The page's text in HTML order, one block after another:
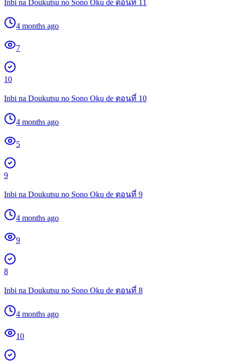
Inbi na Doukutsu no Sono Oku de ตอนที่ 11
4 months ago
7
10
Inbi na Doukutsu no Sono Oku de ตอนที่ 10
4 months ago
5
9
Inbi na Doukutsu no Sono Oku de ตอนที่ 9
4 months ago
9
8
Inbi na Doukutsu no Sono Oku de ตอนที่ 8
4 months ago
10